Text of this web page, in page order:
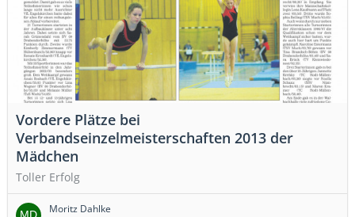
Vordere Plätze bei
Verbandseinzelmeisterschaften 2013 der
Mädchen
Toller Erfolg
Moritz Dahlke